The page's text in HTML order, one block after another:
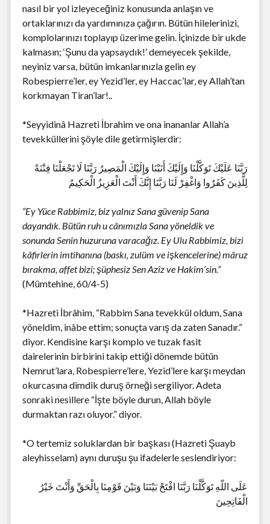
nasıl bir yol izleyeceğiniz konusunda anlaşın ve
ortaklarınızı da yardımınıza çağırın. Bütün hilelerinizi,
komplolarınızı toplayıp üzerime gelin. İçinizde bir ukde
kalmasın; ‘Şunu da yapsaydık!’ demeyecek şekilde,
neyiniz varsa, bütün imkanlarınızla gelin ey
Robespierre’ler, ey Yezid’ler, ey Haccac’lar, ey Allah’tan
korkmayan Tiran’lar!..
*Seyyidinâ Hazreti İbrahim ve ona inananlar Allah’a
tevekküllerini şöyle dile getirmişlerdir:
رَبَّنَا عَلَيْكَ تَوَكَّلْنَا وَإِلَيْكَ أَنَبْنَا وَإِلَيْكَ الْمَصِيرُ رَبَّنَا لَا تَجْعَلْنَا فِتْنَةً
لِلَّذِينَ كَفَرُوا وَاغْفِرْ لَنَا رَبَّنَا إِنَّكَ أَنْتَ الْعَزِيزُ الْحَكِيمُ
“Ey Yüce Rabbimiz, biz yalnız Sana güvenip Sana
dayandık. Bütün ruh u cânımızla Sana yöneldik ve
sonunda Senin huzuruna varacağız. Ey Ulu Rabbimiz, bizi
kâfirlerin imtihanına (baskı, zulüm ve işkencelerine) mâruz
bırakma, affet bizi; şüphesiz Sen Azîz ve Hakîm’sin.”
(Mümtehine, 60/4-5)
*Hazreti İbrâhim, “Rabbim Sana tevekkül oldum, Sana
yöneldim, inâbe ettim; sonuçta varış da zaten Sanadır.”
diyor. Kendisine karşı komplo ve tuzak fasit
dairelerinin birbirini takip ettiği dönemde bütün
Nemrut’lara, Robespierre’lere, Yezid’lere karşı meydan
okurcasına dimdik duruş örneği sergiliyor. Adeta
sonraki nesillere “İşte böyle durun, Allah böyle
durmaktan razı oluyor.” diyor.
*O tertemiz soluklardan bir başkası (Hazreti Şuayb
aleyhisselam) aynı duruşu şu ifadelerle seslendiriyor:
عَلَى اللّهِ تَوَكَّلْنَا رَبَّنَا افْتَحْ بَيْنَنَا وَبَيْنَ قَوْمِنَا بِالْحَقِّ وَأَنْتَ خَيْرُ
الْفَاتِحِينَ